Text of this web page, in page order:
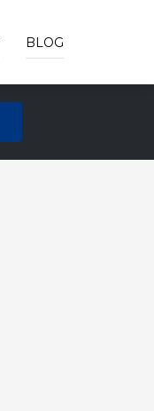
BLOG